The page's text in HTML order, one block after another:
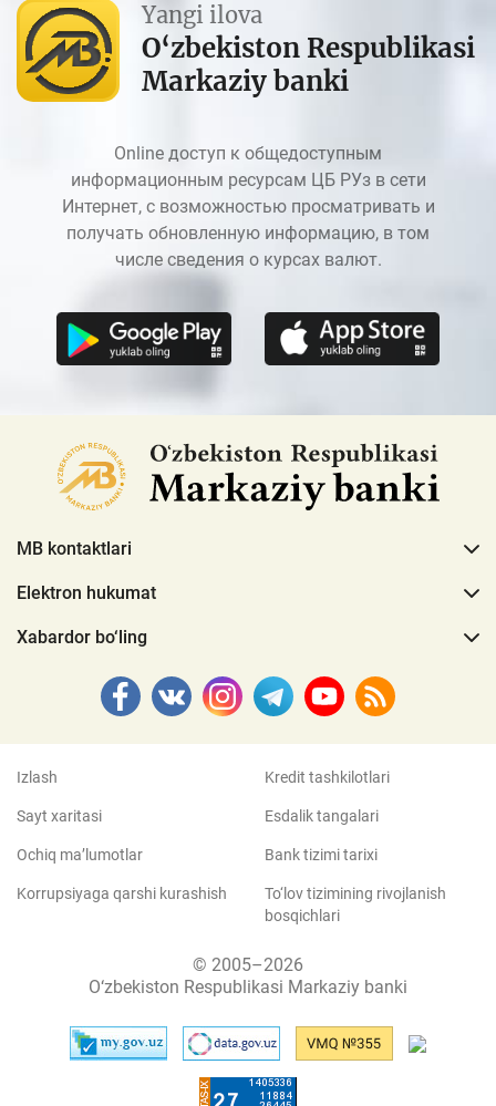
Yangi ilova
O‘zbekiston Respublikasi
Markaziy banki
Online доступ к общедоступным
информационным ресурсам ЦБ РУз в сети
Интернет, с возможностью просматривать и
получать обновленную информацию, в том
числе сведения о курсах валют.
MB kontaktlari
Elektron hukumat
Xabardor bo‘ling
Izlash
Sayt xaritasi
Ochiq ma’lumotlar
Korrupsiyaga qarshi kurashish
Kredit tashkilotlari
Esdalik tangalari
Bank tizimi tarixi
To‘lov tizimining rivojlanish
bosqichlari
© 2005–2026
O‘zbekiston Respublikasi Markaziy banki